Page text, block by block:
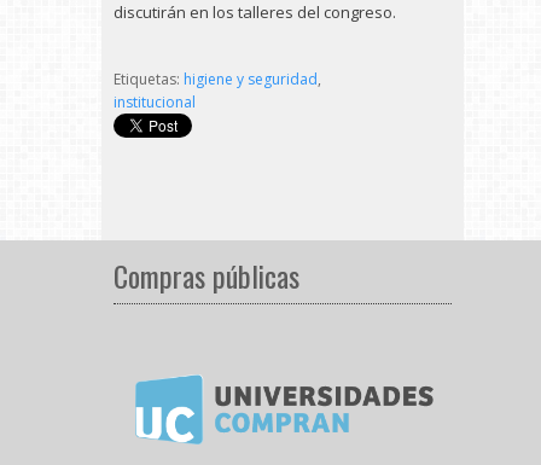
discutirán en los talleres del congreso.
Etiquetas: higiene y seguridad,
institucional
Compras públicas